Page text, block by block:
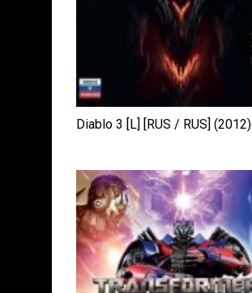
Diablo 3 [L] [RUS / RUS] (2012)